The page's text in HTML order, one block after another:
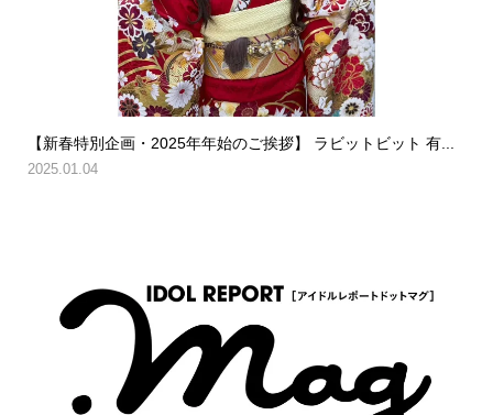
【新春特別企画・2025年年始のご挨拶】 ラビットビット 有...
2025.01.04